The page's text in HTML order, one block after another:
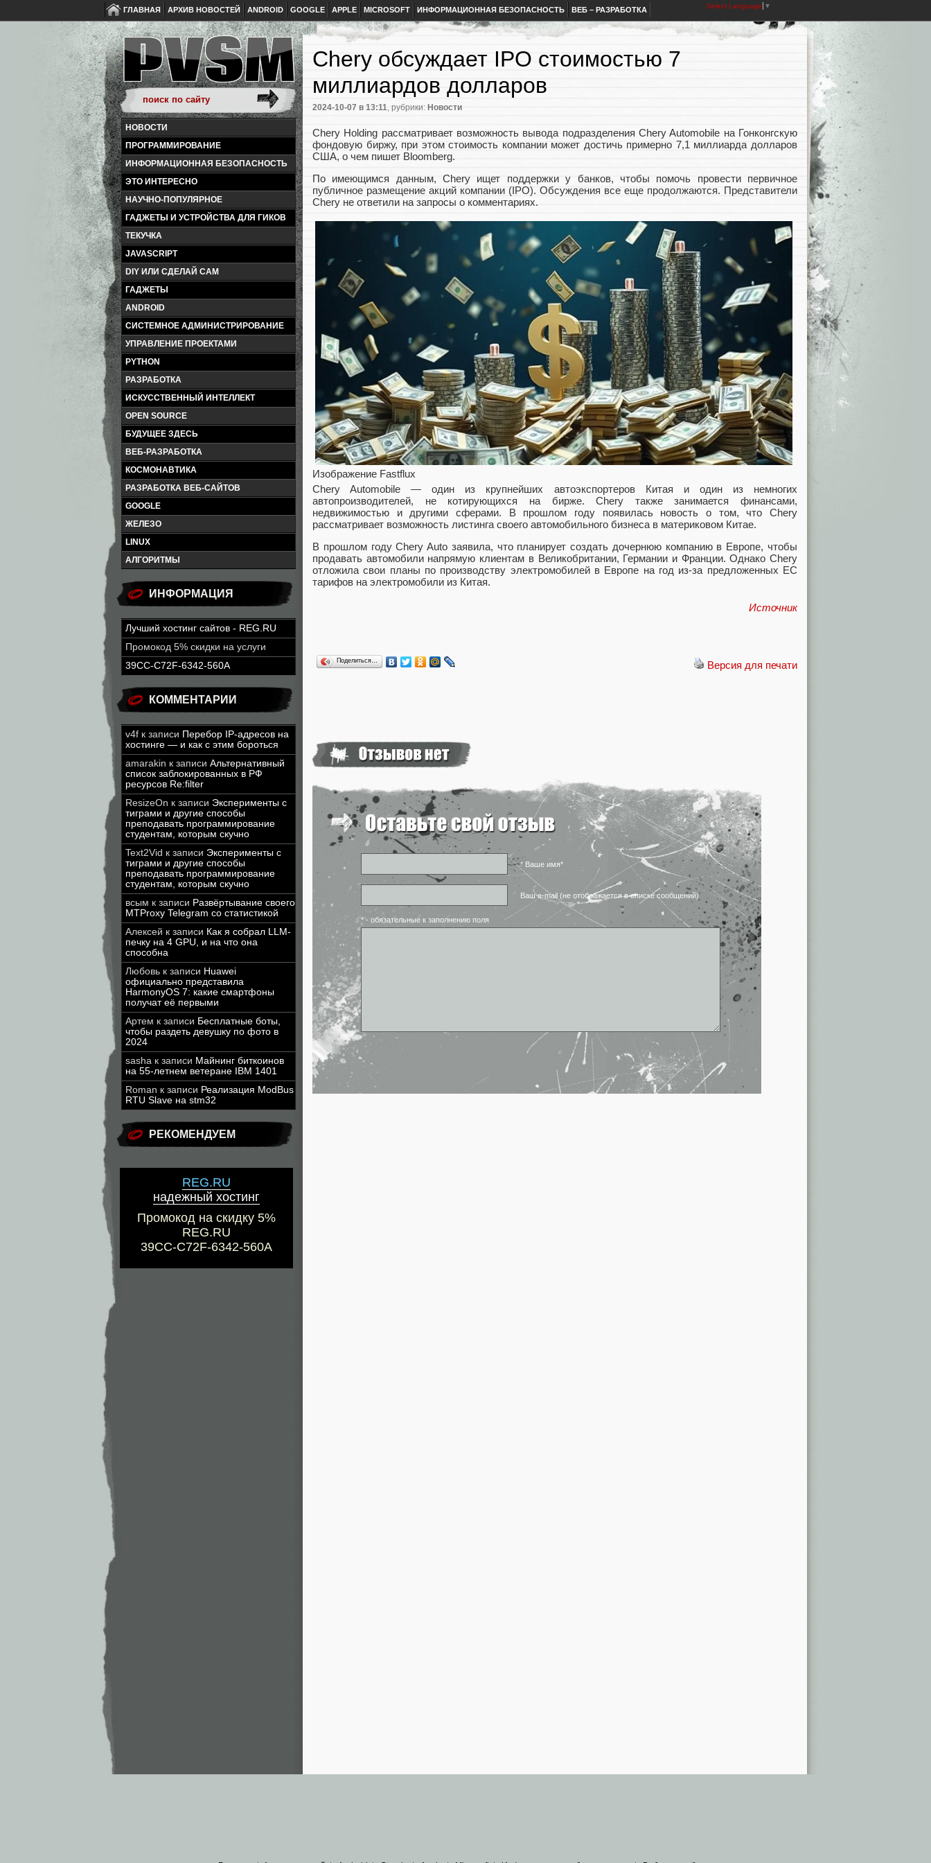
ГЛАВНАЯ АРХИВ НОВОСТЕЙ ANDROID GOOGLE APPLE MICROSOFT ИНФОРМАЦИОННАЯ БЕЗОПАСНОСТЬ ВЕБ – РАЗРАБОТКА Select Language ▼
НОВОСТИ
ПРОГРАММИРОВАНИЕ
ИНФОРМАЦИОННАЯ БЕЗОПАСНОСТЬ
ЭТО ИНТЕРЕСНО
НАУЧНО-ПОПУЛЯРНОЕ
ГАДЖЕТЫ И УСТРОЙСТВА ДЛЯ ГИКОВ
ТЕКУЧКА
JAVASCRIPT
DIY ИЛИ СДЕЛАЙ САМ
ГАДЖЕТЫ
ANDROID
СИСТЕМНОЕ АДМИНИСТРИРОВАНИЕ
УПРАВЛЕНИЕ ПРОЕКТАМИ
PYTHON
РАЗРАБОТКА
ИСКУССТВЕННЫЙ ИНТЕЛЛЕКТ
OPEN SOURCE
БУДУЩЕЕ ЗДЕСЬ
ВЕБ-РАЗРАБОТКА
КОСМОНАВТИКА
РАЗРАБОТКА ВЕБ-САЙТОВ
GOOGLE
ЖЕЛЕЗО
LINUX
АЛГОРИТМЫ
ИНФОРМАЦИЯ
Лучший хостинг сайтов - REG.RU
Промокод 5% скидки на услуги
39CC-C72F-6342-560A
КОММЕНТАРИИ
v4f к записи Перебор IP-адресов на
хостинге — и как с этим бороться
amarakin к записи Альтернативный
список заблокированных в РФ
ресурсов Re:filter
ResizeOn к записи Эксперименты с
тиграми и другие способы
преподавать программирование
студентам, которым скучно
Text2Vid к записи Эксперименты с
тиграми и другие способы
преподавать программирование
студентам, которым скучно
всым к записи Развёртывание своего
MTProxy Telegram со статистикой
Алексей к записи Как я собрал LLM-
печку на 4 GPU, и на что она
способна
Любовь к записи Huawei
официально представила
HarmonyOS 7: какие смартфоны
получат её первыми
Артем к записи Бесплатные боты,
чтобы раздеть девушку по фото в
2024
sasha к записи Майнинг биткоинов
на 55-летнем ветеране IBM 1401
Roman к записи Реализация ModBus
RTU Slave на stm32
РЕКОМЕНДУЕМ
REG.RU
надежный хостинг
Промокод на скидку 5%
REG.RU
39CC-C72F-6342-560A
Chery обсуждает IPO стоимостью 7
миллиардов долларов
2024-10-07 в 13:11, рубрики: Новости
Chery Holding рассматривает возможность вывода подразделения Chery Automobile на Гонконгскую
фондовую биржу, при этом стоимость компании может достичь примерно 7,1 миллиарда долларов
США, о чем пишет Bloomberg.
По имеющимся данным, Chery ищет поддержки у банков, чтобы помочь провести первичное
публичное размещение акций компании (IPO). Обсуждения все еще продолжаются. Представители
Chery не ответили на запросы о комментариях.
Изображение Fastflux
Chery Automobile — один из крупнейших автоэкспортеров Китая и один из немногих
автопроизводителей, не котирующихся на бирже. Chery также занимается финансами,
недвижимостью и другими сферами. В прошлом году появилась новость о том, что Chery
рассматривает возможность листинга своего автомобильного бизнеса в материковом Китае.
В прошлом году Chery Auto заявила, что планирует создать дочернюю компанию в Европе, чтобы
продавать автомобили напрямую клиентам в Великобритании, Германии и Франции. Однако Chery
отложила свои планы по производству электромобилей в Европе на год из-за предложенных ЕС
тарифов на электромобили из Китая.
Источник
Версия для печати
Поделиться…
* Ваше имя*
Ваш e-mail (не отображается в списке сообщений)
* - обязательные к заполнению поля